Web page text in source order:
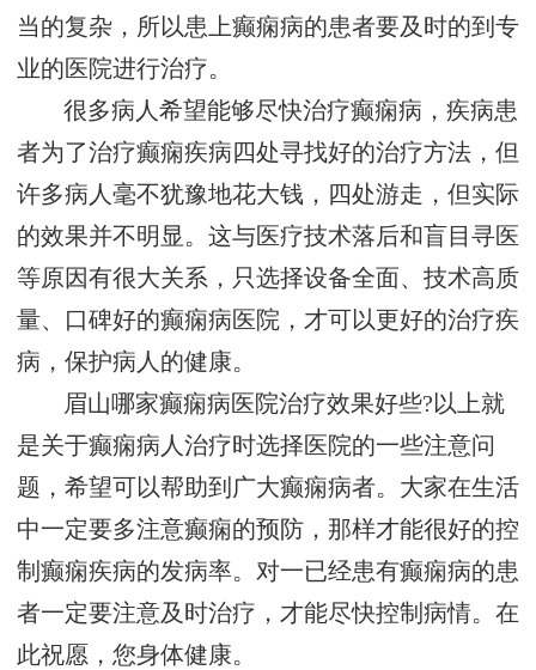
当的复杂，所以患上癫痫病的患者要及时的到专
业的医院进行治疗。
很多病人希望能够尽快治疗癫痫病，疾病患
者为了治疗癫痫疾病四处寻找好的治疗方法，但
许多病人毫不犹豫地花大钱，四处游走，但实际
的效果并不明显。这与医疗技术落后和盲目寻医
等原因有很大关系，只选择设备全面、技术高质
量、口碑好的癫痫病医院，才可以更好的治疗疾
病，保护病人的健康。
眉山哪家癫痫病医院治疗效果好些?以上就
是关于癫痫病人治疗时选择医院的一些注意问
题，希望可以帮助到广大癫痫病者。大家在生活
中一定要多注意癫痫的预防，那样才能很好的控
制癫痫疾病的发病率。对一已经患有癫痫病的患
者一定要注意及时治疗，才能尽快控制病情。在
此祝愿，您身体健康。